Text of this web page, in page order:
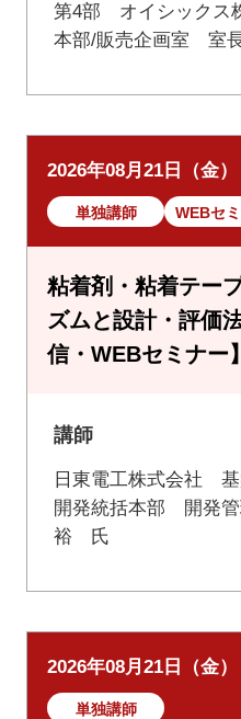
第4部 オイシックス
本部/販売企画室
2026年08月21日（金
単独講師 WEBセ
粘着剤・粘着テー
ズムと設計・評価
信・WEBセミナー】
講師
日東電工株式会社
開発統括本部 開発
裕 氏
2026年08月21日（金
単独講師